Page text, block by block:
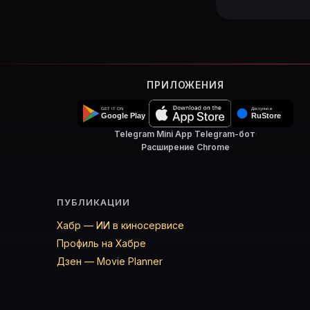
ПРИЛОЖЕНИЯ
Telegram Mini App·Telegram-бот·
Расширение Chrome
ПУБЛИКАЦИИ
Хабр — ИИ в киносервисе
Профиль на Хабре
Дзен — Movie Planner